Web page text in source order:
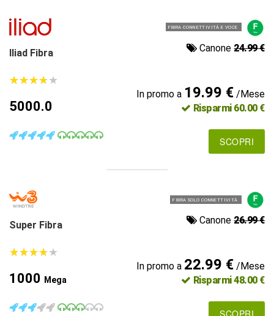
FIBRA CONNETTIVITÀ E VOCE
Iliad Fibra Canone24.99 €
★★★★★
★★★★★
5000.0
In promo a 19.99 €/Mese
Risparmi 60.00 €
SCOPRI
FIBRA SOLO CONNETTIVITÀ
Super Fibra Canone26.99 €
★★★★★
★★★★★
1000 Mega
In promo a 22.99 €/Mese
Risparmi 48.00 €